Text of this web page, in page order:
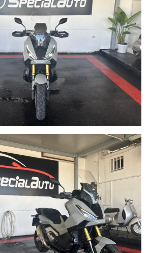
in sede con rata personalizzata, anche
direzione Lago patria, prendere
Villaricca , girare a sinistra e proseguire
più comoda è quella di Aversa.
di Capodichino
porto
SPECIAL AUTO di Pianese Vincenzo
foto
58, Giugliano in Campania (NA) 80014
auto usate campania, auto usate